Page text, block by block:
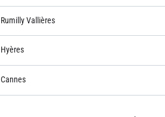
Rumilly Vallières
Hyères
Cannes